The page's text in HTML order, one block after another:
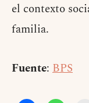
el contexto
familia.
Fuente: BPS